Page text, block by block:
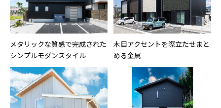
メタリックな質感で完成された
シンプルモダンスタイル
木目アクセントを際立たせまと
める金属